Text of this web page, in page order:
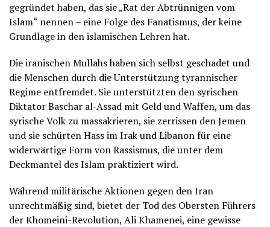
gegründet haben, das sie „Rat der Abtrünnigen vom
Islam“ nennen – eine Folge des Fanatismus, der keine
Grundlage in den islamischen Lehren hat.
Die iranischen Mullahs haben sich selbst geschadet und
die Menschen durch die Unterstützung tyrannischer
Regime entfremdet. Sie unterstützten den syrischen
Diktator Baschar al-Assad mit Geld und Waffen, um das
syrische Volk zu massakrieren, sie zerrissen den Jemen
und sie schürten Hass im Irak und Libanon für eine
widerwärtige Form von Rassismus, die unter dem
Deckmantel des Islam praktiziert wird.
Während militärische Aktionen gegen den Iran
unrechtmäßig sind, bietet der Tod des Obersten Führers
der Khomeini-Revolution, Ali Khamenei, eine gewisse